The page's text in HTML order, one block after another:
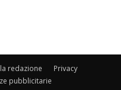
redazione
Privacy
pubblicitarie